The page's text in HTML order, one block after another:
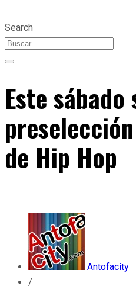
Search
Este
de Hip Hop
Antofacity
/